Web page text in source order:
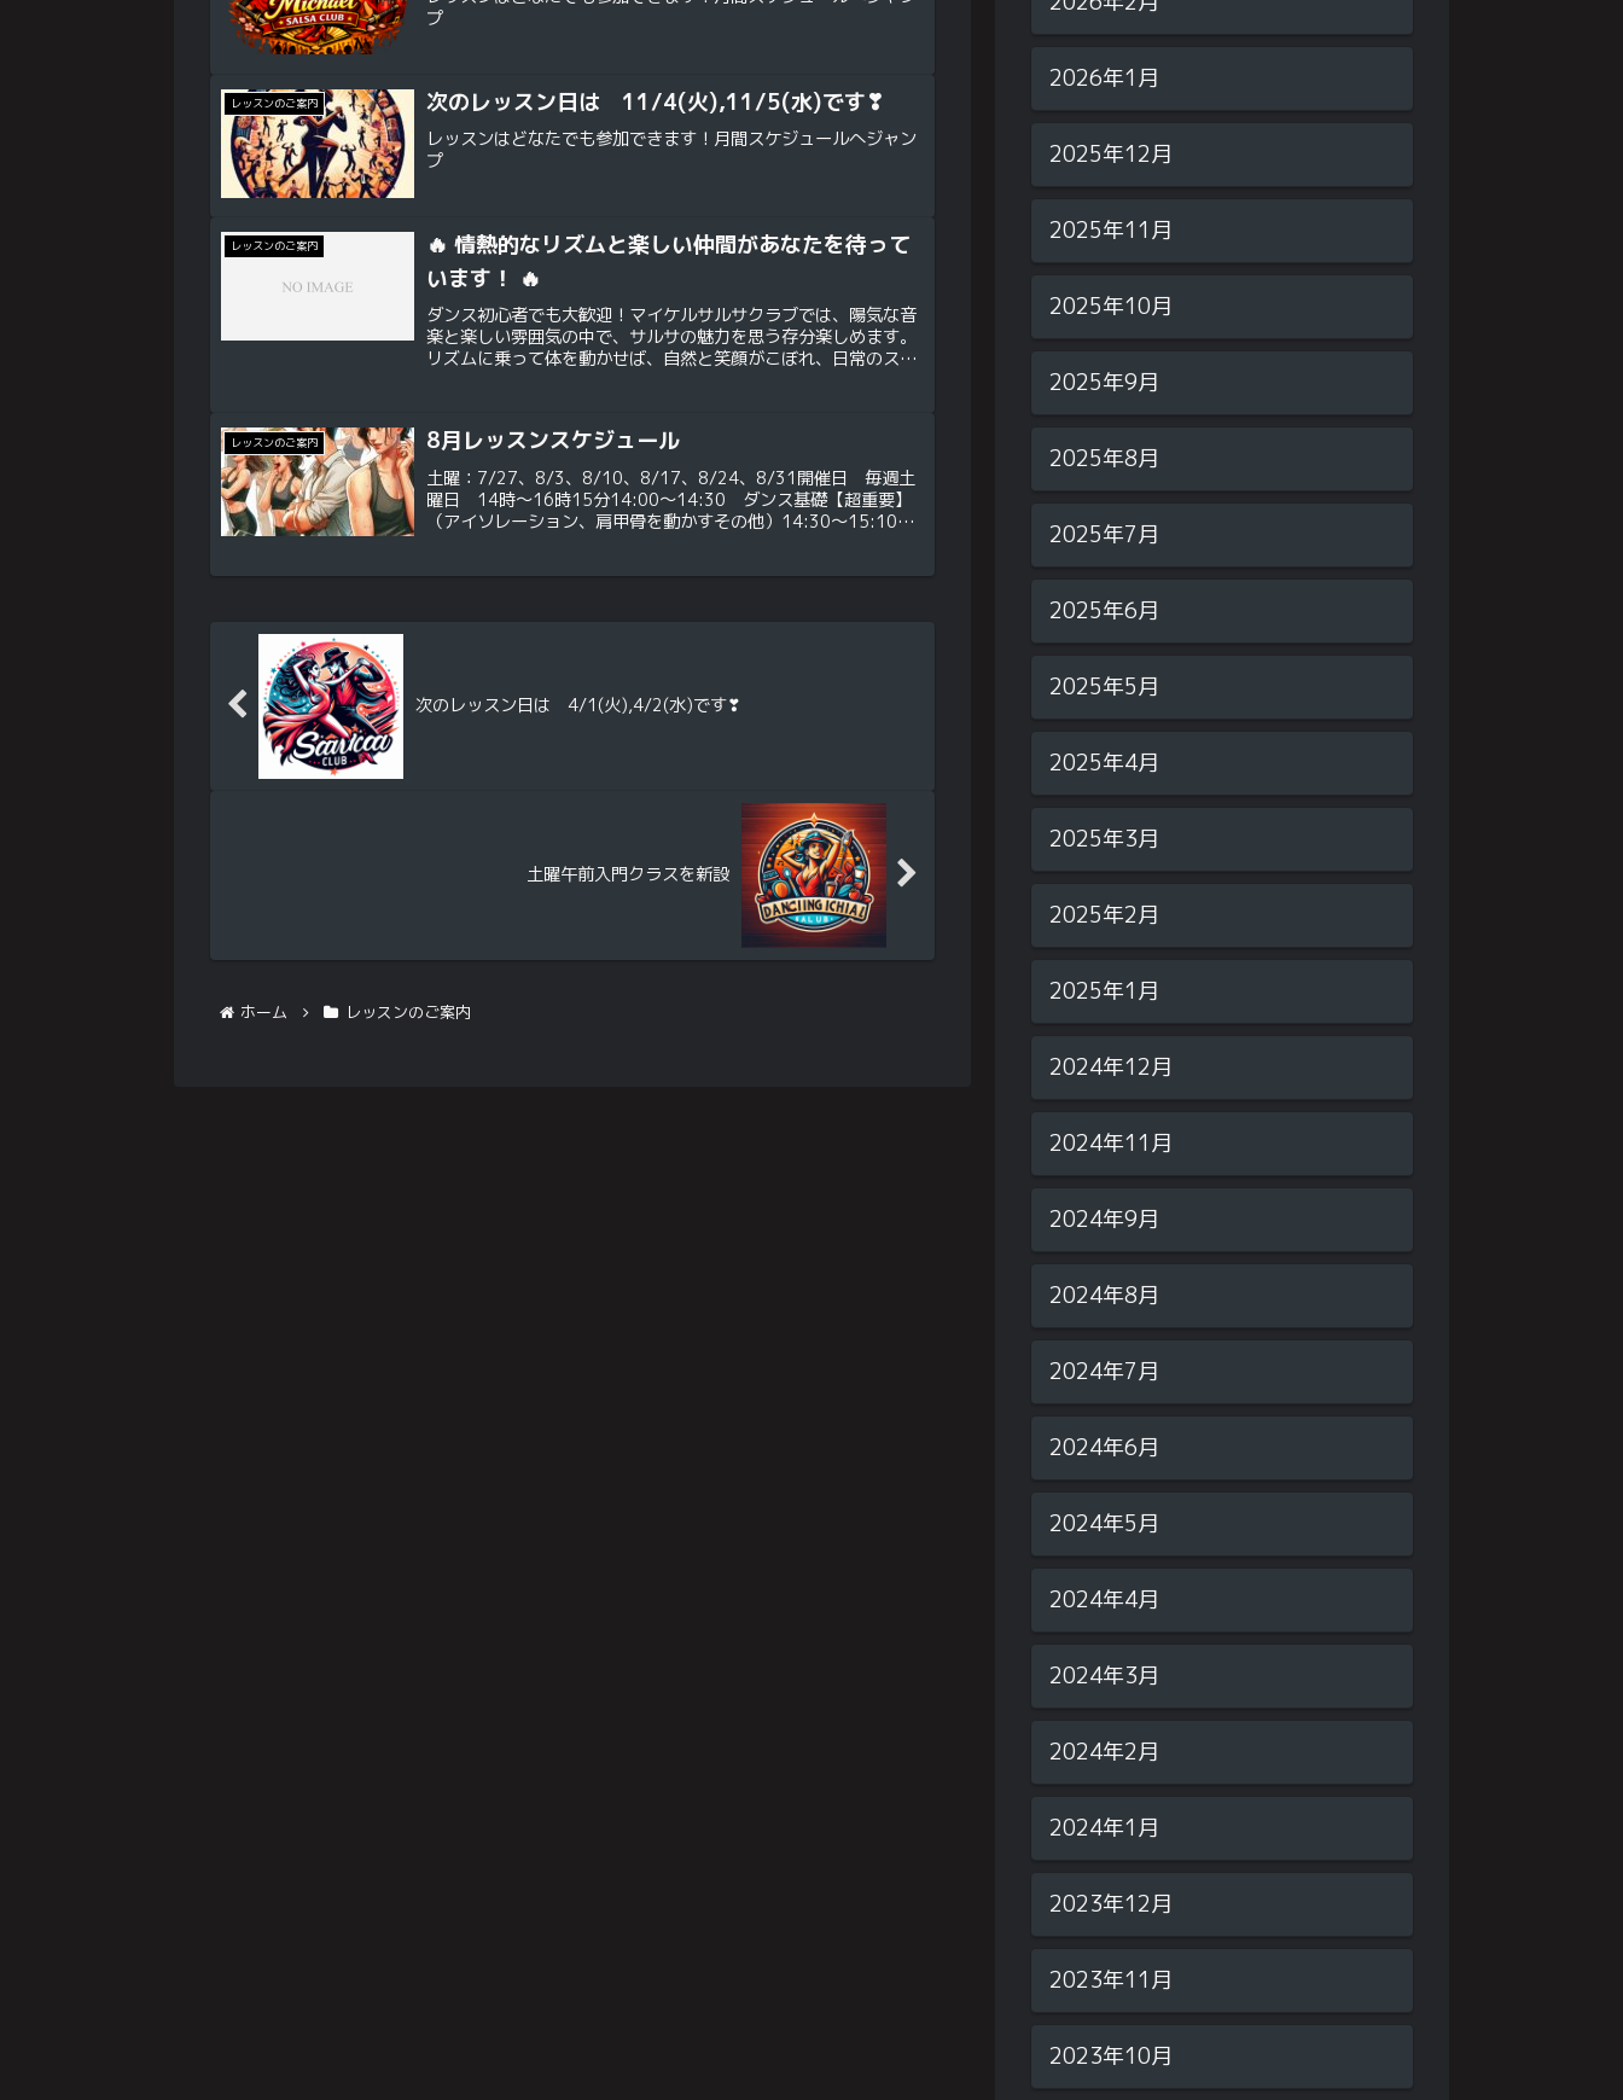
プ
レッスンのご案内 次のレッスン日は 11/4(火),11/5(水)です❣
レッスンはどなたでも参加できます！月間スケジュールへジャン
プ
レッスンのご案内
🔥 情熱的なリズムと楽しい仲間があなたを待って
います！ 🔥
ダンス初心者でも大歓迎！マイケルサルサクラブでは、陽気な音
楽と楽しい雰囲気の中で、サルサの魅力を思う存分楽しめます。
リズムに乗って体を動かせば、自然と笑顔がこぼれ、日常のスト
レッスンのご案内 8月レッスンスケジュール
土曜：7/27、8/3、8/10、8/17、8/24、8/31開催日 毎週土
曜日 14時～16時15分14:00～14:30 ダンス基礎【超重要】
（アイソレーション、肩甲骨を動かすその他）14:30～15:10
次のレッスン日は 4/1(火),4/2(水)です❣
土曜午前入門クラスを新設
ホーム レッスンのご案内
2026年1月
2025年12月
2025年11月
2025年10月
2025年9月
2025年8月
2025年7月
2025年6月
2025年5月
2025年4月
2025年3月
2025年2月
2025年1月
2024年12月
2024年11月
2024年9月
2024年8月
2024年7月
2024年6月
2024年5月
2024年4月
2024年3月
2024年2月
2024年1月
2023年12月
2023年11月
2023年10月